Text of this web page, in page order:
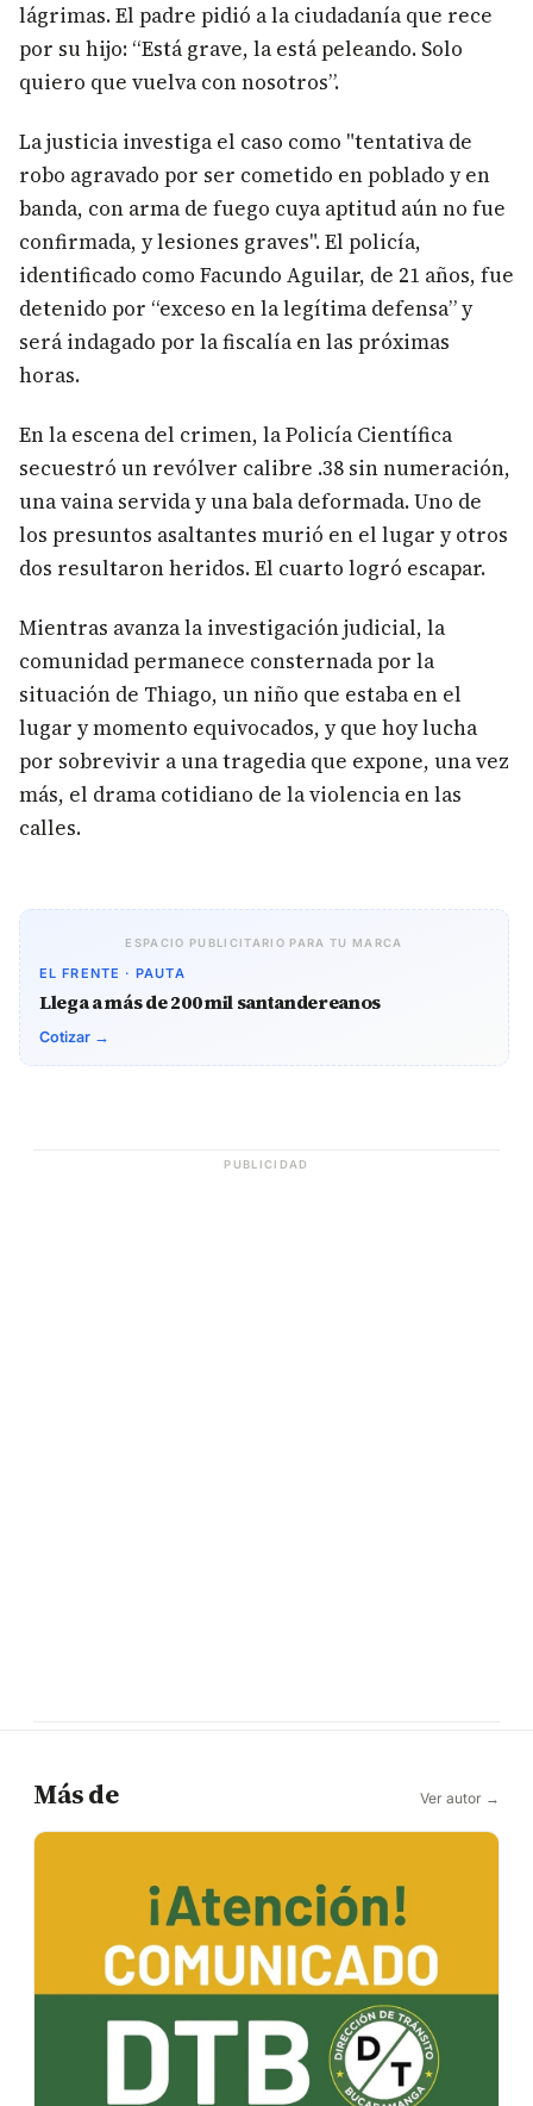
lágrimas. El padre pidió a la ciudadanía que rece
por su hijo: “Está grave, la está peleando. Solo
quiero que vuelva con nosotros”.
La justicia investiga el caso como "tentativa de
robo agravado por ser cometido en poblado y en
banda, con arma de fuego cuya aptitud aún no fue
confirmada, y lesiones graves". El policía,
identificado como Facundo Aguilar, de 21 años, fue
detenido por “exceso en la legítima defensa” y
será indagado por la fiscalía en las próximas
horas.
En la escena del crimen, la Policía Científica
secuestró un revólver calibre .38 sin numeración,
una vaina servida y una bala deformada. Uno de
los presuntos asaltantes murió en el lugar y otros
dos resultaron heridos. El cuarto logró escapar.
Mientras avanza la investigación judicial, la
comunidad permanece consternada por la
situación de Thiago, un niño que estaba en el
lugar y momento equivocados, y que hoy lucha
por sobrevivir a una tragedia que expone, una vez
más, el drama cotidiano de la violencia en las
calles.
ESPACIO PUBLICITARIO PARA TU MARCA
EL FRENTE · PAUTA
Llega a más de 200 mil santandereanos
Cotizar →
PUBLICIDAD
Más de Ver autor →